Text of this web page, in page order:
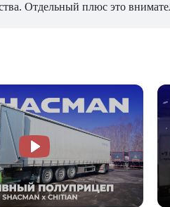
Отдельный плюс это